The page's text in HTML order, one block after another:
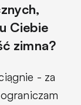
Ciebie
zimna?
- za